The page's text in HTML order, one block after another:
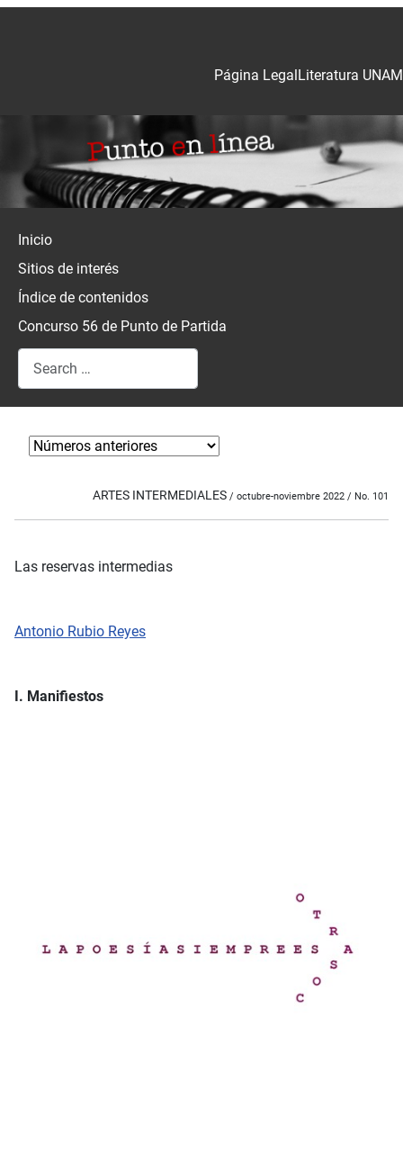
Literatura UNAM
Página Legal
Inicio
Sitios de interés
Índice de contenidos
Concurso 56 de Punto de Partida
Search
ARTES INTERMEDIALES / octubre-noviembre 2022 / No. 101
Las reservas intermedias
Antonio Rubio Reyes
I. Manifiestos